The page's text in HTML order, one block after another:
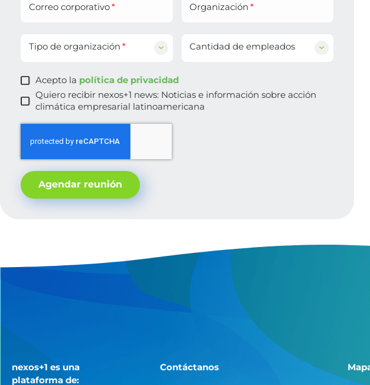
Correo corporativo Organización
Tipo de organización Cantidad de empleados
Acepto la política de privacidad
Quiero recibir nexos+1 news: Noticias e información sobre acción
climática empresarial latinoamericana
Agendar reunión
nexos+1 es una
plataforma de:
Contáctanos